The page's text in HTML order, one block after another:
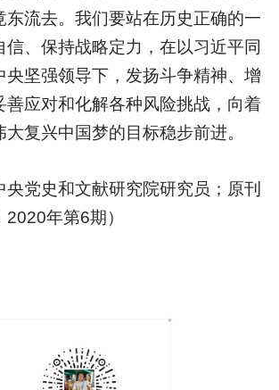
东流去。我们要站在历史正确的一
信、保持战略定力，在以习近平同
央坚强领导下，发扬斗争精神、增
善应对和化解各种风险挑战，向着
复兴中国梦的目标稳步前进。
央党史和文献研究院研究员；原刊
年第6期）